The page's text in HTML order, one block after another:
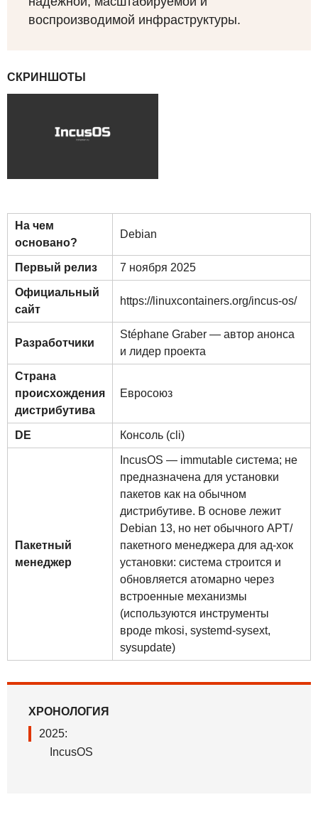
воспроизводимой инфраструктуры.
СКРИНШОТЫ
На чем
основано?
Debian
Первый релиз 7 ноября 2025
Официальный
сайт
https://linuxcontainers.org/incus-os/
Разработчики
Stéphane Graber — автор анонса
и лидер проекта
Страна
происхождения
дистрибутива
Евросоюз
DE Консоль (cli)
Пакетный
менеджер
IncusOS — immutable система; не
предназначена для установки
пакетов как на обычном
дистрибутиве. В основе лежит
Debian 13, но нет обычного APT/
пакетного менеджера для ад-хок
установки: система строится и
обновляется атомарно через
встроенные механизмы
(используются инструменты
вроде mkosi, systemd-sysext,
sysupdate)
ХРОНОЛОГИЯ
2025:
IncusOS